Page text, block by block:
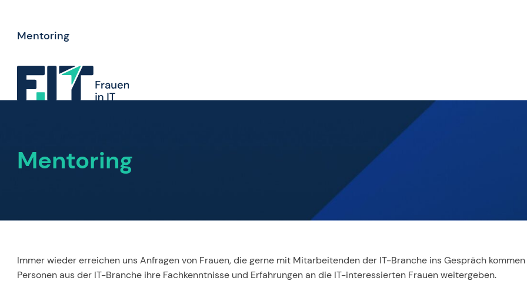
Mentoring
Mentoring
Immer wieder erreichen uns Anfragen von Frauen, die gerne mit Mitarbeitenden der IT-Branche ins Gespräch
Personen aus der IT-Branche ihre Fachkenntnisse und Erfahrungen an die IT-interessierten Frauen weitergeben.